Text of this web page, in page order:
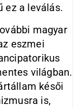
ez a leválás.
magyar
eszmei
világban.
késői
is,